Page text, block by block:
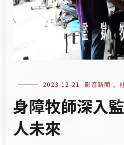
2023-12-21 影音新聞 ,
身障牧師深入
人未來